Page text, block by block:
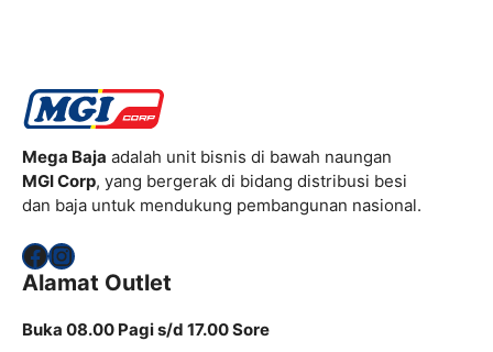
Mega Baja adalah unit bisnis di bawah naungan
MGI Corp, yang bergerak di bidang distribusi besi
dan baja untuk mendukung pembangunan nasional.
Facebook
Instagram
Alamat Outlet
Buka 08.00 Pagi s/d 17.00 Sore